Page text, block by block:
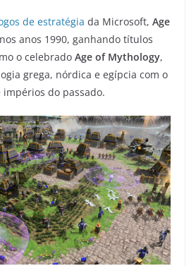
de estratégia da Microsoft, Age
anos 1990, ganhando títulos
o celebrado Age of Mythology,
grega, nórdica e egípcia com o
do passado.